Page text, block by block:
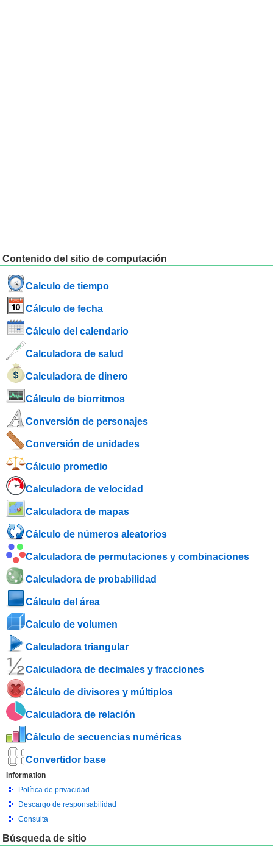
Contenido del sitio de computación
Calculo de tiempo
Cálculo de fecha
Cálculo del calendario
Calculadora de salud
Calculadora de dinero
Cálculo de biorritmos
Conversión de personajes
Conversión de unidades
Cálculo promedio
Calculadora de velocidad
Calculadora de mapas
Cálculo de números aleatorios
Calculadora de permutaciones y combinaciones
Calculadora de probabilidad
Cálculo del área
Calculo de volumen
Calculadora triangular
Calculadora de decimales y fracciones
Cálculo de divisores y múltiplos
Calculadora de relación
Cálculo de secuencias numéricas
Convertidor base
Information
Política de privacidad
Descargo de responsabilidad
Consulta
Búsqueda de sitio